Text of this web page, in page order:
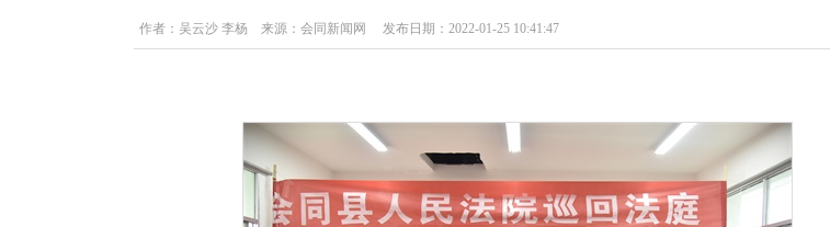
作者：吴云沙 李杨 来源：会同新闻网 发布日期：2022-01-25 10:41:47